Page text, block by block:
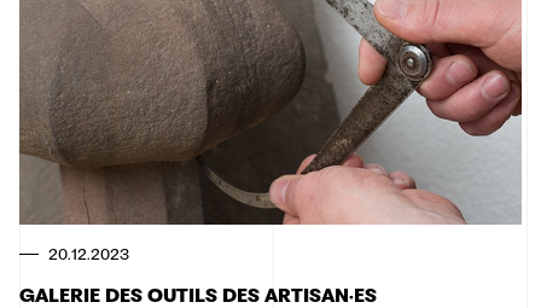
20.12.2023
GALERIE DES OUTILS DES ARTISAN·ES